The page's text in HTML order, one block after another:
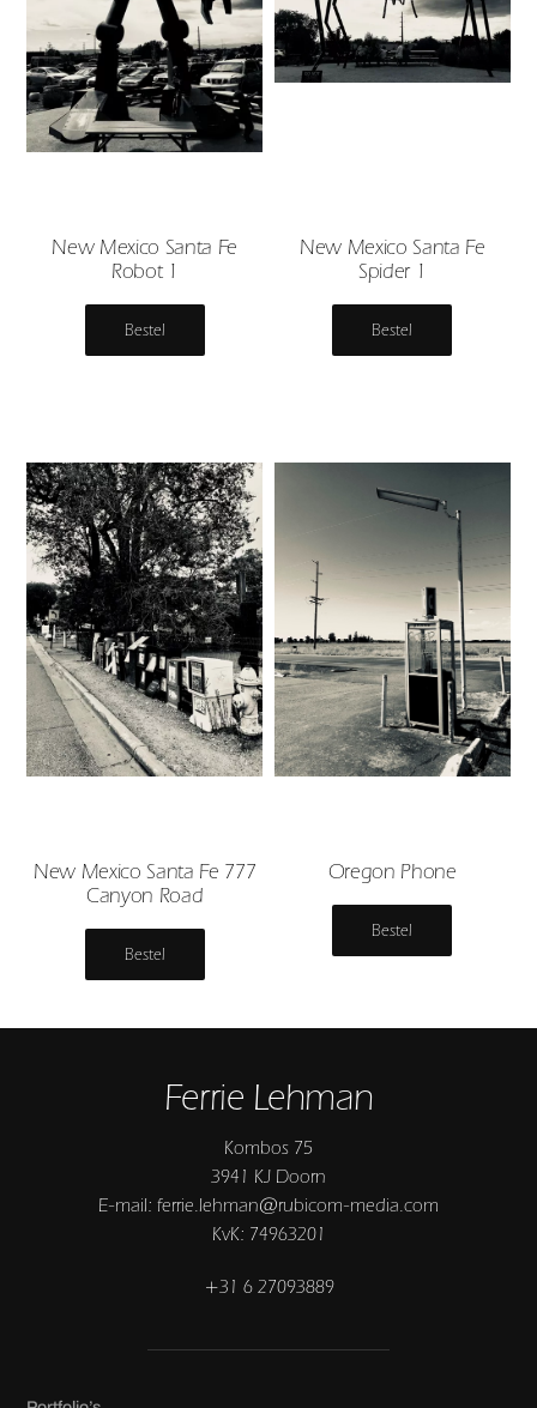
New Mexico Santa Fe
Robot 1
Bestel
New Mexico Santa Fe
Spider 1
Bestel
New Mexico Santa Fe 777
Canyon Road
Bestel
Oregon Phone
Bestel
Ferrie Lehman
Kombos 75
3941 KJ Doorn
E-mail: ferrie.lehman@rubicom-media.com
KvK: 74963201
+31 6 27093889